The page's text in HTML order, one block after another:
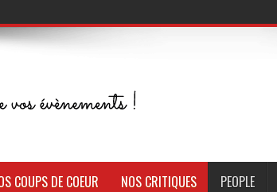
COUPS DE COEUR NOS CRITIQUES PEOPLE